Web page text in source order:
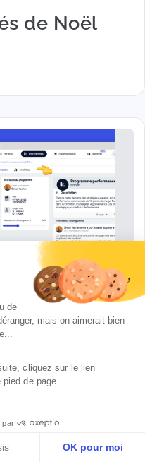
de
mais on aimerait bien
cliquez sur le lien
de page.
par
OK pour moi
de Noël
finir ...
!